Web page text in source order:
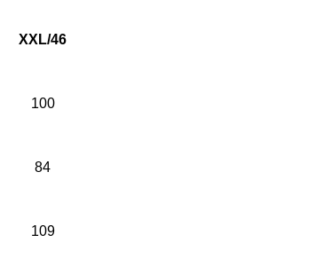
XXL/46
100
84
109